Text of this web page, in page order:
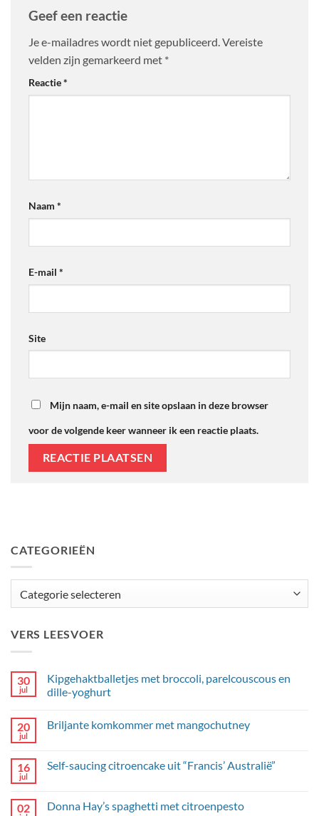
Geef een reactie
Je e-mailadres wordt niet gepubliceerd.Vereiste
velden zijn gemarkeerd met *
Reactie*
Naam *
E-mail *
Site
Mijn naam, e-mail en site opslaan in deze browser
voor de volgende keer wanneer ik een reactie plaats.
CATEGORIEËN
VERS LEESVOER
30
jul
Kipgehaktballetjes met broccoli, parelcouscous en
dille-yoghurt
op
Kipgehaktballetjes
parelcouscous
en
20
jul
Briljante komkommer met mangochutney
Briljante
16
jul
Self-saucing citroencake uit “Francis’ Australië”
Self-
02 Donna Hay’s spaghetti met citroenpesto